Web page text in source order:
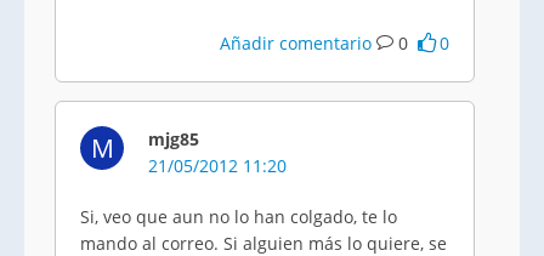
Añadir comentario 0 0
M
mjg85
21/05/2012 11:20
Si, veo que aun no lo han colgado, te lo
mando al correo. Si alguien más lo quiere, se